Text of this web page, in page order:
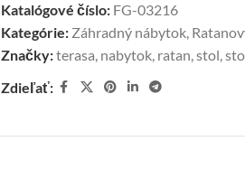
Katalógové číslo: FG-03216
Kategórie: Záhradný nábytok,
Značky:terasa, nabytok, ratan,stol,
Zdieľať: